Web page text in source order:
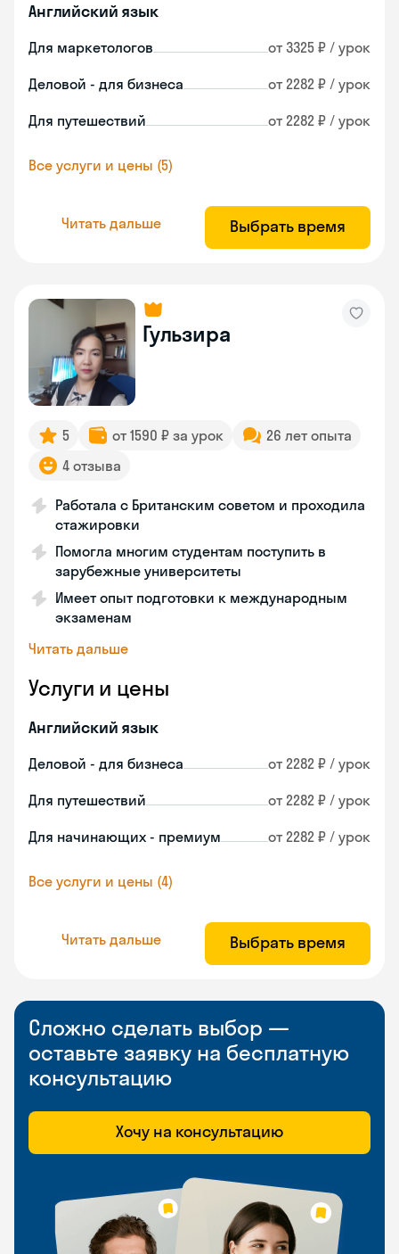
Английский язык
Для маркетологов от 3325 ₽ / урок
Деловой - для бизнеса от 2282 ₽ / урок
Для путешествий от 2282 ₽ / урок
Все услуги и цены (5)
Читать дальше Выбрать время
Гульзира
5 от 1590 ₽ за урок
26 лет опыта
4 отзыва
Работала с Британским советом и проходила
стажировки
Помогла многим студентам поступить в
зарубежные университеты
Имеет опыт подготовки к международным
экзаменам
Читать дальше
Услуги и цены
Английский язык
Деловой - для бизнеса от 2282 ₽ / урок
Для путешествий от 2282 ₽ / урок
Для начинающих - премиум от 2282 ₽ / урок
Все услуги и цены (4)
Читать дальше Выбрать время
Сложно сделать выбор —
оставьте заявку на бесплатную
консультацию
Хочу на консультацию